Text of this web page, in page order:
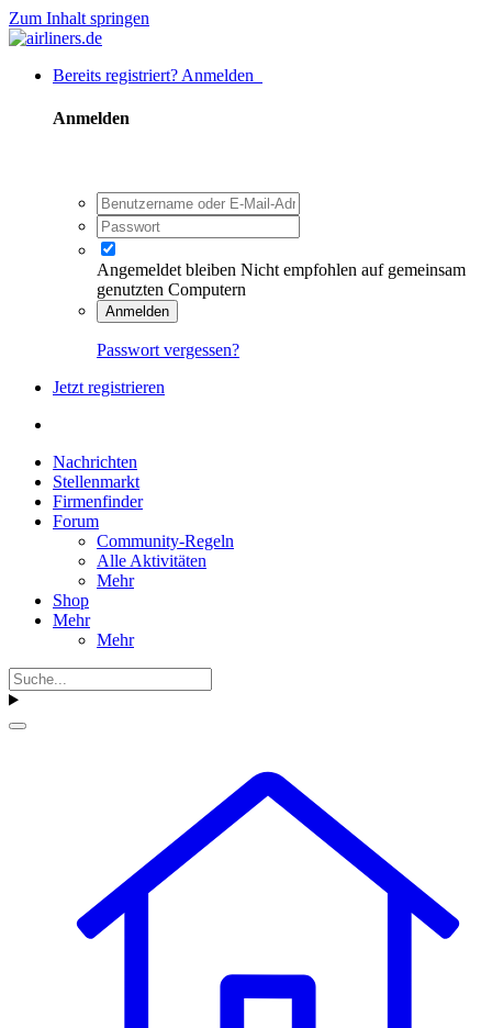
Zum Inhalt springen
Bereits registriert? Anmelden
Anmelden
Angemeldet bleiben Nicht empfohlen auf gemeinsam
genutzten Computern
Anmelden
Passwort vergessen?
Jetzt registrieren
Nachrichten
Stellenmarkt
Firmenfinder
Forum
Community-Regeln
Alle Aktivitäten
Mehr
Shop
Mehr
Mehr